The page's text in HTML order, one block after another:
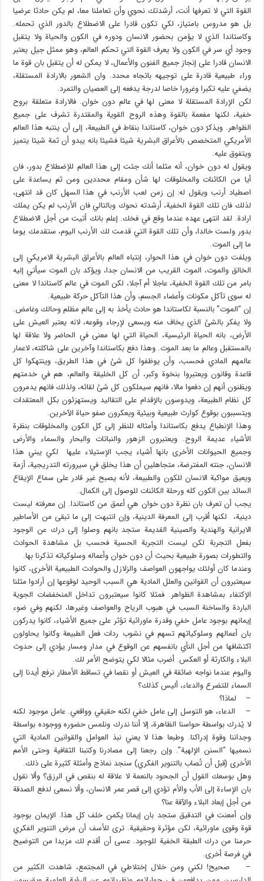
القوة التي لا تعرفها أنت، أرشدتك نحوي وأن تعاملنا معا، لم يكن حادثا عرضيا
بل هو مدروس بامتياز، لكي تكون قادرا على الاضطلاع بالدور الذي تحمله.
وكاستاندا الذي لا يؤمن بحضور الانسان ودوره في الكون والحياة ولا يتقبل
وجود أي سر في الكون ولا يعرف القوة التي تحكم العالم، وهو ممثل جيل يعتبر
الانسان قادرا على إنجاز جميع الفنون والأعمال، لا يمكن له أن يتقبل بان قوة ما
وراء طبيعية قادرة على توجيهه باتجاه محدد. وان الشعور بالارادة المستقلة،
يضفي عليه تكبرا وغرورا خاصا لدرجة يدفعه إلى العصيان والتمرد.
لكن الإرادة المستقلة لا معنى لها في عالم دون خوان. فالارادة متعلقة بروح
خفية، لكنها مفعمة بالقوة وهذه الروح القوية والمقتدرة تشرف على جميع
الظواهر. ويذكرّ دون خوان، كاستاندا بنقاط في الطبيعة، إلى أن ينتبه هذا العالم
الأمريكي المتخصص بالأعراق البشرية شيئا فشيئا بانه يبدو أن ثمة شيئا يتميز
ويتفوق عليه.
ويقول له دون خوان، أنه مثلما أنك جئت إلى هذا العالم للإضطلاع بدور، فان
أيا من الكائنات والمخلوقات لها شأن ومقام محددين ومن ثم يساعدة على
اصطياد أرنب ويقول له: إن زمن لعب الأرنب في هذا السهل كان قد انتهى،
لذلك فان تلك القوة الخفية، أرشدته نحوك وبالتالي فان الأرنب لم يكن يملك
ارادة. لقد انتهى عهده عندما وقع في فخك. إعلم بانك أتيت من أجل الاضطلاع
بدور ولست خالدا، وأن تلك القوة التي قدمت لك الأرنب اليوم، ستقدمك يوما
ما إلى الموت.
ويلفت دون خوان في هذا الحوار، إنتباه العالم بالأعراق البشرية الامريكي إلى
الخالق والموت، الموت القريب من الانسان جدا، ويؤكد بان الموت سيأتي إليه
بامر من تلك القوة الخفية، عاجلا أم آجلا، لكن الموت في عالم كاستاندا لا معنى
له سوى تآكل مكونات وأعضاء الجسم، وأن هذا التآكل حركة طبيعية.
إن “الموت” بالنسبة لكاستاندا هو حادث يأخذ به إلى عالم مظلم وحالك وغامض.
ولا يفكر بالشئ الذي يخاف منه ويسعى لإرجاء وقوعه، لانه يعتبر العيش على
الأرض، بانه الحياة الرئيسية، الحياة التي لها معنى في الحاضر ولا علاقة لها
بالمستقبل وعالم ما بعد الموت. وهذا دفع بكاستاندا وآخرين على شاكلته، لاعمار
عالمهم المادي فحسب، وأن يوظفوا كل شئ في هذا الطريق، وينتهكوا كل
قاعدة وقانون ويعتبروا بنخوة وكبر، أن كل الخليقة والعالم، هم في خدمتهم
ويظنون أنهم إن دفعوا مالا، فانهم سيملكون كل شئ لقائه، ولذلك فانهم يدمرون
كل نظام الطبيعة، ويدوسون بالإقدام على التقاليد ويستهزئون بكل المعتقدات
ويتسببون بوقوع كوارث طبيعية وبيئية ويعكرون صفو حياة الآخرين.
وهذا الإنطباع يدفع بكاستاندا وأمثاله للنظر إلى كل الكون والمخلوقات بنظرة
الأشياء عديمة الروح. ويعتبرون الزهور والنباتات والبحار والسماء والأرض
وجميع الحيوانات الأخرى بانها أشياء يجب الإستيلاء عليها لكي يبني هذا
الانسان، جنته المفترضة، متجاهلين أن هذا يخلق في سيرورته التدريجية، أزمة
ويعيق مواكبة الانسان للكون والطبيعة، لأنه يصبح غير قادر على سماع الإيقاع
السائد بين الكون كله ورحلة الكائنات للوصول إلى الكمال.
يجب أن تعرف بان نظرة دون خوان هي أعمق من كاستاندا. إن معرفته ليست
دينية، لكنها أقرب إلى المعرفة الدينية، وإن انتبهت إلى ما تبقى من الأساطير
الايرانية والهندية والصينية القديمة ستجد بانهم وصلوا إلى درك عن الوجود
بفعل التجربة لكن ليست التجربة الحسية فحسب بل مشاهدة الحوادث
والتطورات بصورة طبيعية بحيث أن دون خوان وأعماله وسلوكياته تذكرنا بها.
وعندما كان أولئك يواجهون العواصف والزلازل والحوادث الطبيعية الأخرى، كانوا
سيعتبرون أن القوانين والعلل المادية هي السبب الوحيد لوقوعها إن أرادوا مثلنا
الإكتفاء بمشاهدة الظواهر. فمثلا كانوا سيعتبرون تداخل المنخفضات الجوية
الباردة والساخنة السبب في هبوب الرياح والعواصف وغيرها، لكنهم وفي ضوء
إيمانهم بوجود عامل خفي وقدرة ماورائية تؤثر على جميع الأشياء، كانوا يدركون
بان أعمالهم وسلوكياتهم تسهم في نشوب ردات فعل الطبيعة وكانوا يحاولون
اكتشافها من أجل النأي بانفسهم عن الوقوع في مدار ومسار يؤدي إلى حدوث
البلاء والكارثة أو العكس. أضرب مثالا لكي يتوضح الأمر لك.
واليوم عندما نواجه ضائقة في العيش أو نقصا في تساقط الأمطار نرفع أيدنا إلى
السماء للتضرع والدعاء، أليس كذلك؟
– لماذا؟
– الدعاء، هو التوسل إلى عامل خفي لكنه حقيقي وواقعي. عامل موجود لكنه
لا يُدرك بواسطة حواسنا الظاهرة، إلا أننا ندرك ونلمس حضوره ووجوده بواسطة
وجداننا وقوة إدراكنا. وطبعا هذا لا يعني نبذ العوامل والقوانين المادية التي
نسميها “السنن الإلهية”. وإن رجعنا إلى مصادرنا وكتبنا الثقافية وحتى الأمم
الأخرى (قبل أن تُصاب بالتنوير الفكري) سنجد نماذج وأمثلة كثيرة على ذلك.
وهل بوسعك القول أن الجحود بالنعمة لا علاقة له بنقص في الرزق؟ وألا نقول
بان الإساءة إلى الأب والأم تؤدي إلى قصر عمر الانسان، وألا نسعى لدفع الصدقة
من أجل إبعاد البلاء والآفة عنا؟
وإن أمعنت في التدقيق ستجد بان إيمانا يكمن خلف كل هذا. الإيمان بوجود
قوة وقوى ماورائية، لكن مؤثرة وحقيقية. ترى للأسف أن مرض التنوير الفكري
حرمنا من درك الطبقة الخفية للوجود. عسى أن أقدم لك مزيدا من التوضيح
في فرصة أخرى.
– صحيح! لكني ومن خلال إختلاطي في المجتمع، شاهدت الكثير من